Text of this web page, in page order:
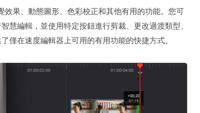
果、動態圖形、色彩校正和其他有用的功能。您可
慧編輯，並使用特定按鈕進行剪裁、更改過渡類型、
僅在速度編輯器上可用的有用功能的快捷方式。